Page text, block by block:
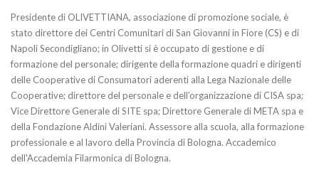
Presidente di OLIVETTIANA, associazione di promozione sociale, è
stato direttore dei Centri Comunitari di San Giovanni in Fiore (CS) e di
Napoli Secondigliano; in Olivetti si è occupato di gestione e di
formazione del personale; dirigente della formazione quadri e dirigenti
delle Cooperative di Consumatori aderenti alla Lega Nazionale delle
Cooperative; direttore del personale e dell’organizzazione di CISA spa;
Vice Direttore Generale di SITE spa; Direttore Generale di META spa e
della Fondazione Aldini Valeriani. Assessore alla scuola, alla formazione
professionale e al lavoro della Provincia di Bologna. Accademico
dell'Accademia Filarmonica di Bologna.